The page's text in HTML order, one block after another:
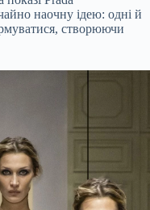
наочну ідею: одні й
створюючи